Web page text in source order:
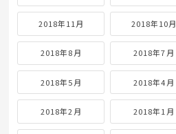
2018年11月 2018年10月
2018年8月 2018年7月
2018年5月 2018年4月
2018年2月 2018年1月